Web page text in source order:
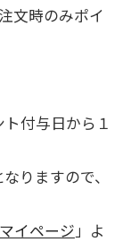
文時のみポイ
付与日から１
りますので、
マイページ」よ